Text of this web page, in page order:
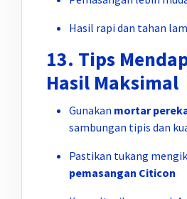
Hasil rapi dan tahan
13. Tips
Hasil Maksimal
Gunakan mortar
sambungan tipis dan
Pastikan tukang
pemasangan Citicon